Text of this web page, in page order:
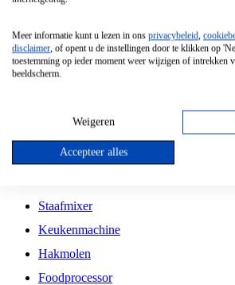
Vrijstaande Magnetron
Vrijstaande Kookplaat
Inbouw Gaskookplaat
Inbouw Keramische Kookplaat
Kookplaat Accessoires
Staafmixer
Keukenmachine
Hakmolen
Foodprocessor
Meer informatie kunt u lezen in ons privacybeleid,
disclaimer, of opent u de instellingen door te klikken op
toestemming op ieder moment weer wijzigen of intrekken
beeldscherm.
Weigeren
Accepteer alles